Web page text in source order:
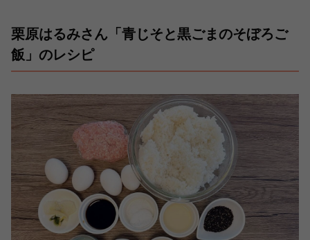
栗原はるみさん「青じそと黒ごまのそぼろご
飯」のレシピ